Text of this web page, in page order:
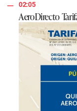
02:05
AeroDirecto